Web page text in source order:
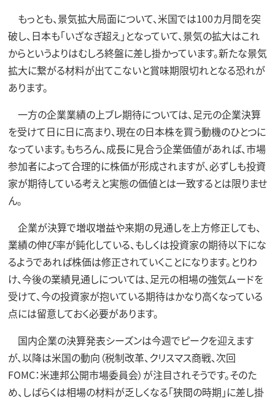
もっとも、景気拡大局面について、米国では100カ月間を突
破し、日本も「いざなぎ超え」となっていて、景気の拡大はこれ
からというよりはむしろ終盤に差し掛かっています。新たな景気
拡大に繋がる材料が出てこないと賞味期限切れとなる恐れが
あります。
一方の企業業績の上ブレ期待については、足元の企業決算
を受けて日に日に高まり、現在の日本株を買う動機のひとつに
なっています。もちろん、成長に見合う企業価値があれば、市場
参加者によって合理的に株価が形成されますが、必ずしも投資
家が期待している考えと実態の価値とは一致するとは限りませ
ん。
企業が決算で増収増益や来期の見通しを上方修正しても、
業績の伸び率が鈍化している、もしくは投資家の期待以下にな
るようであれば株価は修正されていくことになります。とりわ
け、今後の業績見通しについては、足元の相場の強気ムードを
受けて、今の投資家が抱いている期待はかなり高くなっている
点には留意しておく必要があります。
国内企業の決算発表シーズンは今週でピークを迎えます
が、以降は米国の動向（税制改革、クリスマス商戦、次回
FOMC：米連邦公開市場委員会）が注目されそうです。そのた
め、しばらくは相場の材料が乏しくなる「狭間の時期」に差し掛